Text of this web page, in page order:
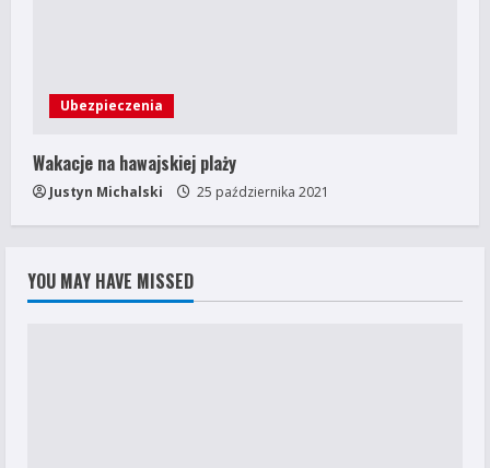
Ubezpieczenia
Wakacje na hawajskiej plaży
Justyn Michalski 25 października 2021
YOU MAY HAVE MISSED